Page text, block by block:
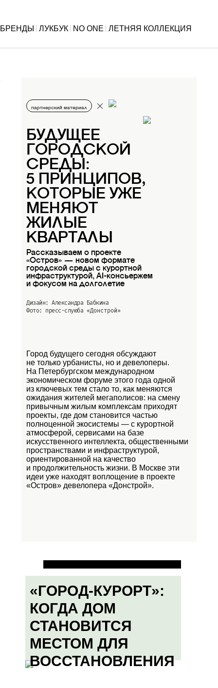
БРЕНДЫ ЛУКБУК NO ONE ЛЕТНЯЯ КОЛЛЕКЦИЯ
партнерский материал
БУДУЩЕЕ
ГОРОДСКОЙ
СРЕДЫ:
5 ПРИНЦИПОВ,
КОТОРЫЕ УЖЕ
МЕНЯЮТ
ЖИЛЫЕ
КВАРТАЛЫ
Рассказываем о проекте
«Остров» — новом формате
городской среды с курортной
инфраструктурой, AI-консьержем
и фокусом на долголетие
Дизайн: Александра Бабкина
Фото: пресс-слуюба «Донстрой»
Город будущего сегодня обсуждают
не только урбанисты, но и девелоперы.
На Петербургском международном
экономическом форуме этого года одной
из ключевых тем стало то, как меняются
ожидания жителей мегаполисов: на смену
привычным жилым комплексам приходят
проекты, где дом становится частью
полноценной экосистемы — с курортной
атмосферой, сервисами на базе
искусственного интеллекта, общественными
пространствами и инфраструктурой,
ориентированной на качество
и продолжительность жизни. В Москве эти
идеи уже находят воплощение в проекте
«Остров» девелопера «Донстрой».
«ГОРОД-КУРОРТ»:
КОГДА ДОМ
СТАНОВИТСЯ
МЕСТОМ ДЛЯ
ВОССТАНОВЛЕНИЯ